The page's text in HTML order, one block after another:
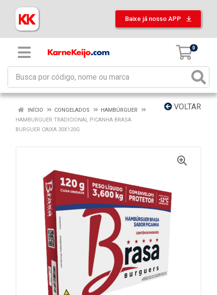
Baixe já nosso APP
0
VOLTAR
INÍCIO CONGELADOS
HAMBÚRGUER
HAMBURGUER TRADICIONAL PICANHA BRASA
BURGUER CAIXA 30X120G